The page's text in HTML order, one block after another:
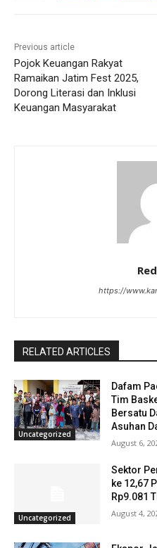
Previous article
Pojok Keuangan Rakyat
Ramaikan Jatim Fest 2025,
Dorong Literasi dan Inklusi
Keuangan Masyarakat
https://
RELATED ARTICLES
Uncategorized
Dafam
Tim
Bersatu
Asuhan
August 6,
Uncategorized
Sektor
ke 12,67
Rp9.081
August 4,